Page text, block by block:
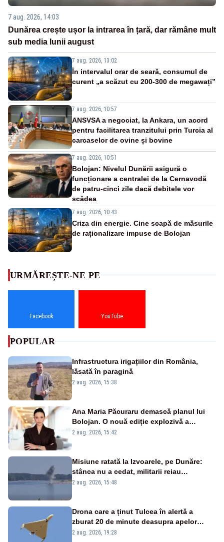
7 aug. 2026, 14:03
Dunărea crește ușor la intrarea în țară, dar rămâne mult
sub media lunii august
7 aug. 2026, 13:02
În intervalul orar de seară, consumul de
curent „a scăzut cu 200-300 de megawați”
7 aug. 2026, 10:57
ANSVSA a negociat, la Ankara, un acord
pentru facilitarea tranzitului prin Turcia al
carcaselor de ovine și bovine
7 aug. 2026, 10:51
Bolojan: Nivelul Dunării asigură o
funcționare a centralei de la Cernavodă
de patru-cinci zile dacă debitele vor
scădea
7 aug. 2026, 10:43
Criza din energie. Cine scapă de măsurile
de raționalizare impuse de Bolojan
URMĂREȘTE-NE PE
Facebook YouTube
POPULAR
Infrastructura irigațiilor din România,
lăsată în paragină
2 aug. 2026, 15:38
Ana Maria Păcuraru demască planul lui
Bolojan. O nouă ediție explozivă a
emisiunii „Miza Zilei” la Realitatea PLUS
2 aug. 2026, 15:42
Misiune ratată la Izvoarele, pe Dunăre:
stânca nu a cedat, militarii reiau
detonările luni – VIDEO
2 aug. 2026, 15:48
Drona care a ținut Tulcea în alertă a
zburat 20 de minute deasupra apelor
României. Au fost ridicate două F-16
2 aug. 2026, 19:28